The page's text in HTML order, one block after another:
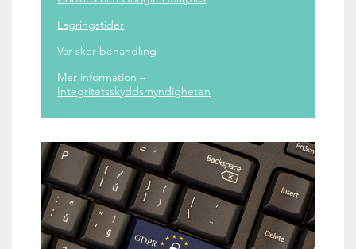
Lagringstider
Var sker behandling
Mer information –
Integritetsskyddsmyndigheten